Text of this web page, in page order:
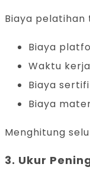
Biaya
Biaya
Waktu
Biaya
Biaya
Menghitung
3. Ukur